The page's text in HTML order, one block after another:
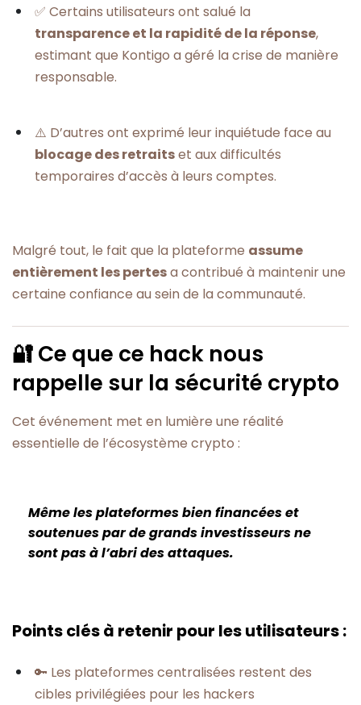
✅ Certains utilisateurs ont salué la
transparence et la rapidité de la réponse,
estimant que Kontigo a géré la crise de manière
responsable.
⚠️ D’autres ont exprimé leur inquiétude face au
blocage des retraitset aux difficultés
temporaires d’accès à leurs comptes.
Malgré tout, le fait que la plateforme assume
entièrement les pertesa contribué à maintenir une
certaine confiance au sein de la communauté.
🔐 Ce que ce hack nous
rappelle sur la sécurité crypto
Cet événement met en lumière une réalité
essentielle de l’écosystème crypto :
Même les plateformes bien financées et
soutenues par de grands investisseurs ne
sont pas à l’abri des attaques.
Points clés à retenir pour les utilisateurs :
🔑 Les plateformes centralisées restent des
cibles privilégiées pour les hackers